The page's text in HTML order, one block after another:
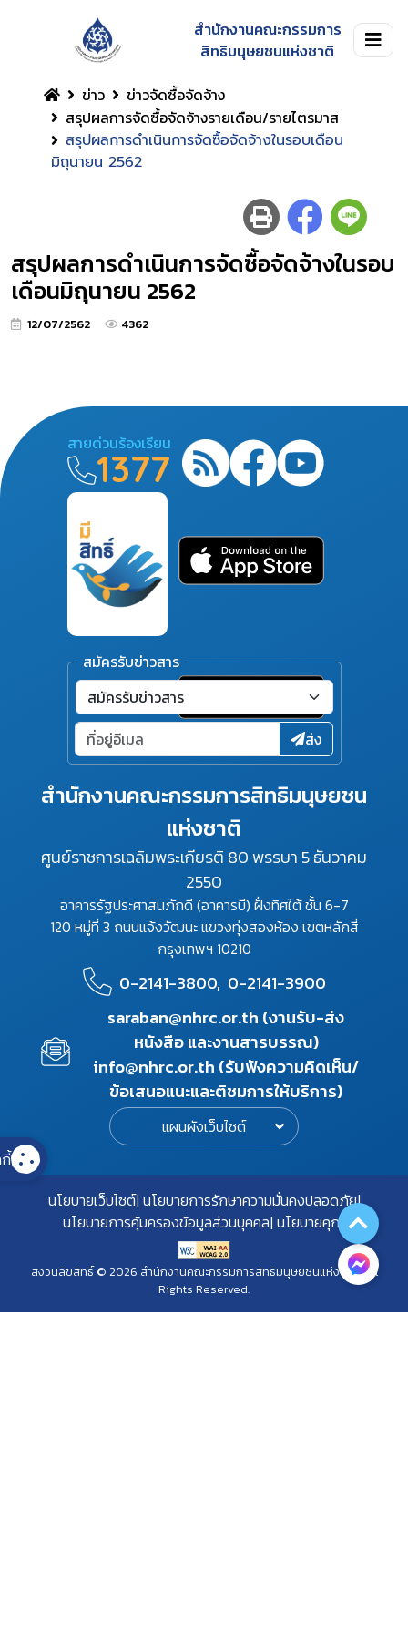
สำนักงานคณะกรรมการ
สิทธิมนุษยชนแห่งชาติ
ข่าว
ข่าวจัดซื้อจัดจ้าง
สรุปผลการจัดซื้อจัดจ้างรายเดือน/รายไตรมาส
สรุปผลการดำเนินการจัดซื้อจัดจ้างในรอบเดือน
มิถุนายน 2562
สรุปผลการดำเนินการจัดซื้อจัดจ้างในรอบ
เดือนมิถุนายน 2562
12/07/2562 4362
สำนักงานคณะกรรมการสิทธิมนุษยชน
แห่งชาติ
ศูนย์ราชการเฉลิมพระเกียรติ 80 พรรษา 5 ธันวาคม
2550
อาคารรัฐประศาสนภักดี (อาคารบี) ฝั่งทิศใต้ ชั้น 6-7
120 หมู่ที่ 3 ถนนแจ้งวัฒนะ แขวงทุ่งสองห้อง เขตหลักสี่
กรุงเทพฯ 10210
0-2141-3800, 0-2141-3900
saraban@nhrc.or.th (งานรับ-ส่ง
หนังสือ และงานสารบรรณ)
info@nhrc.or.th (รับฟังความคิดเห็น/
ข้อเสนอแนะและติชมการให้บริการ)
แผนผังเว็บไซต์
สายด่วนร้องเรียน
1377
สมัครรับข่าวสาร
ส่ง
นโยบายเว็บไซต์ นโยบายการรักษาความมั่นคงปลอดภัย
นโยบายการคุ้มครองข้อมูลส่วนบุคคล นโยบายคุกกี้
สงวนลิขสิทธิ์ © 2026 สำนักงานคณะกรรมการสิทธิมนุษยชนแห่งชาติ. All
Rights Reserved.